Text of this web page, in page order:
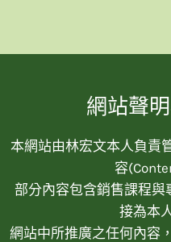
網站聲
本網站由林宏文本人負責
容
部分內容包含銷售課程與
接為本
網站中所推廣之任何內容